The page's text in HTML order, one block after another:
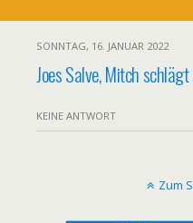
SONNTAG, 16. JANUAR 2022
Joes Salve, Mitch
KEINE ANTWORT
Zum